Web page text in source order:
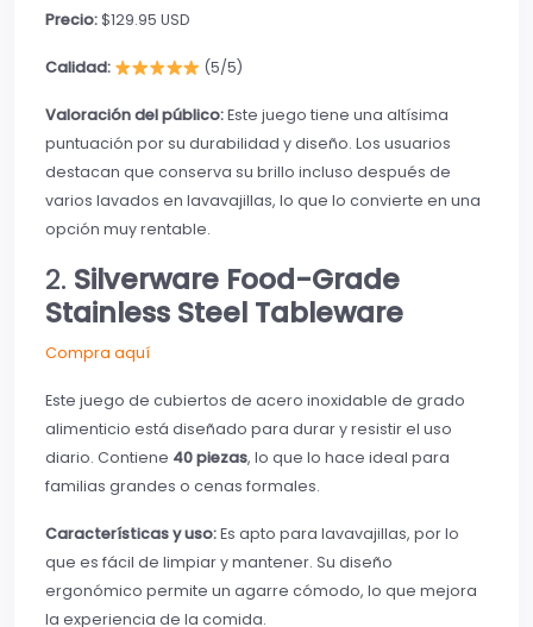
Precio:$129.95 USD
Calidad: (5/5)
Valoración del público:Este juego tiene una altísima
puntuación por su durabilidad y diseño. Los usuarios
destacan que conserva su brillo incluso después de
varios lavados en lavavajillas, lo que lo convierte en una
opción muy rentable.
2. Silverware Food-Grade
Stainless Steel Tableware
Compra aquí
Este juego de cubiertos de acero inoxidable de grado
alimenticio está diseñado para durar y resistir el uso
diario. Contiene 40 piezas, lo que lo hace ideal para
familias grandes o cenas formales.
Características y uso:Es apto para lavavajillas, por lo
que es fácil de limpiar y mantener. Su diseño
ergonómico permite un agarre cómodo, lo que mejora
la experiencia de la comida.